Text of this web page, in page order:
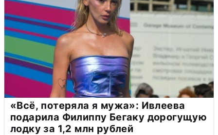
«Всё, потеряла я мужа»: Ивлеева
подарила Филиппу Бегаку дорогущую
лодку за 1,2 млн рублей